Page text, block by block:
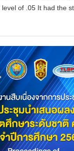
of .05 It had the